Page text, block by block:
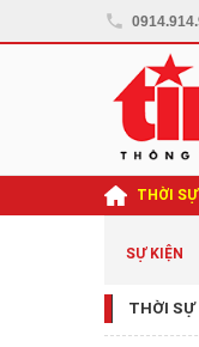
THỜI SỰ
SỰ KIỆN
quyết Đại hội XIV
THỜI SỰ